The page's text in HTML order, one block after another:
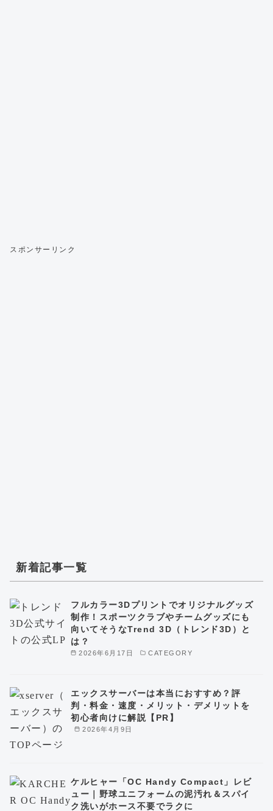
スポンサーリンク
新着記事一覧
2026年6月17日 CATEGORY
フルカラー3Dプリントでオリジナルグッズ
制作！スポーツクラブやチームグッズにも
向いてそうなTrend 3D（トレンド3D）と
は？
2026年4月9日
エックスサーバーは本当におすすめ？評
判・料金・速度・メリット・デメリットを
初心者向けに解説【PR】
ケルヒャー「OC Handy Compact」レビ
ュー｜野球ユニフォームの泥汚れ＆スパイ
ク洗いがホース不要でラクに